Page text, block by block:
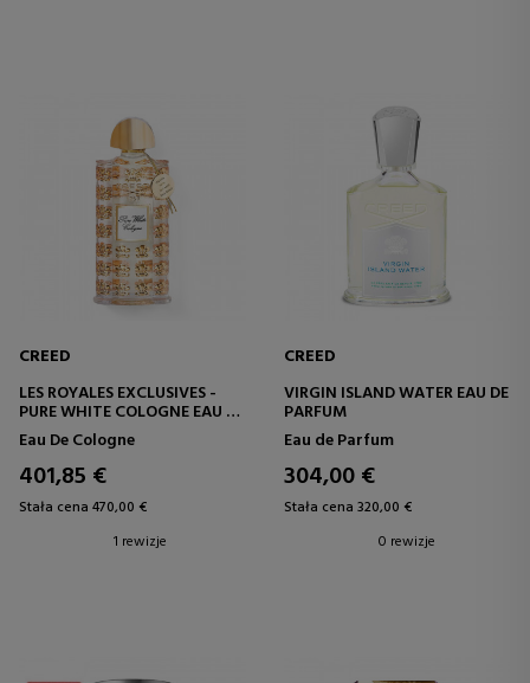
CREED
LES ROYALES EXCLUSIVES -
PURE WHITE COLOGNE EAU DE
COLOGNE
Eau De Cologne
401,85 €
Stała cena 470,00 €
1 rewizje
CREED
VIRGIN ISLAND WATER EAU DE
PARFUM
Eau de Parfum
304,00 €
Stała cena 320,00 €
0 rewizje